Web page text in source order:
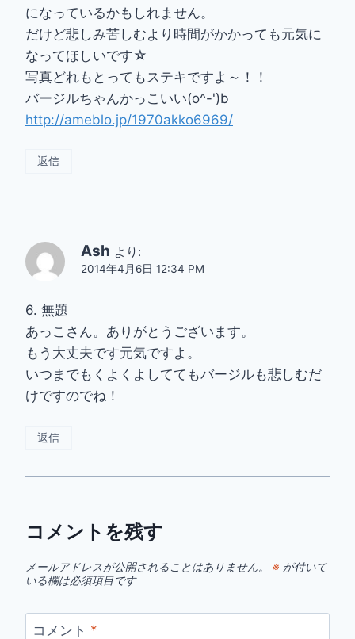
になっているかもしれません。
だけど悲しみ苦しむより時間がかかっても元気に
なってほしいです☆
写真どれもとってもステキですよ～！！
バージルちゃんかっこいい(o^-')b
http://ameblo.jp/1970akko6969/
返信
Ash より:
2014年4月6日 12:34 PM
6. 無題
あっこさん。ありがとうございます。
もう大丈夫です元気ですよ。
いつまでもくよくよしててもバージルも悲しむだ
けですのでね！
返信
コメントを残す
メールアドレスが公開されることはありません。 ※ が付いて
いる欄は必須項目です
コメント *